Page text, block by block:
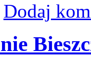
Dodaj